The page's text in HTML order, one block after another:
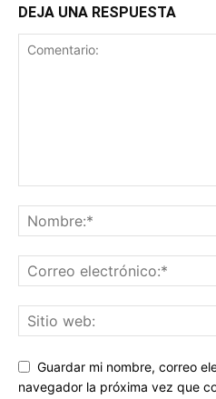
DEJA UNA RESPUESTA
Guardar mi nombre, correo
navegador la próxima vez que